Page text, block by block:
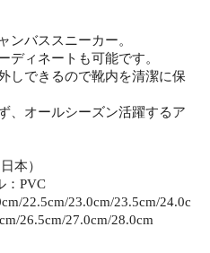
ンバススニーカー。
ディネートも可能です。
しできるので靴内を清潔に保
、オールシーズン活躍するア
本）
：PVC
22.5cm/23.0cm/23.5cm/24.0c
26.5cm/27.0cm/28.0cm